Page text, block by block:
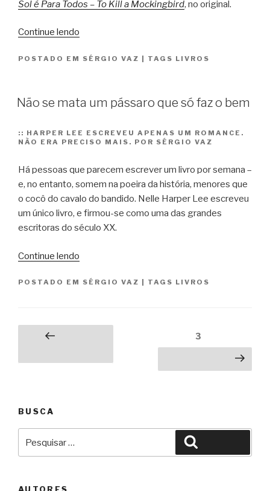
Sol é Para Todos – To Kill a Mockingbird, no original.
Continue lendo
é
mas
homens
não
iguais”
POSTADO EM SÉRGIO VAZ | TAGS LIVROS
Não se mata um pássaro que só faz o bem
:: HARPER LEE ESCREVEU APENAS UM ROMANCE.
NÃO ERA PRECISO MAIS. POR SÉRGIO VAZ
Há pessoas que parecem escrever um livro por semana –
e, no entanto, somem na poeira da história, menores que
o cocô do cavalo do bandido. Nelle Harper Lee escreveu
um único livro, e firmou-se como uma das grandes
escritoras do século XX.
Continue lendo
mata
que
POSTADO EM SÉRGIO VAZ TAGS LIVROS
Paginação
posts
Página
Página3
Próxima página
BUSCA
por: